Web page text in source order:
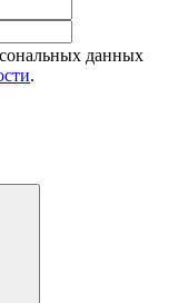
данных
.